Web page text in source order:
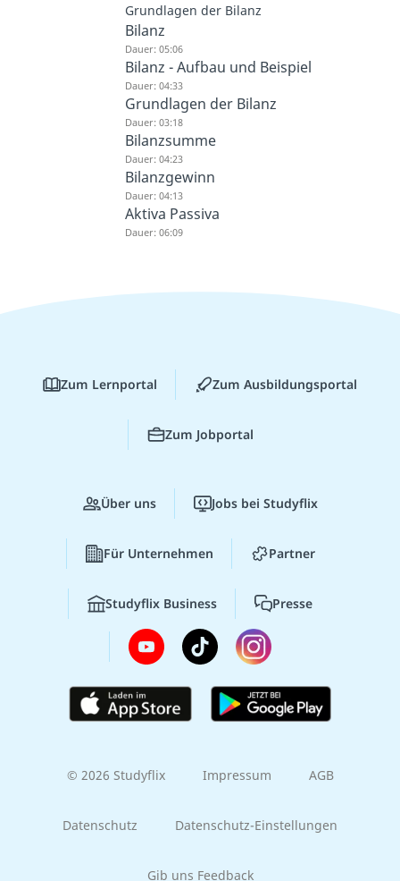
Grundlagen der Bilanz
Bilanz
Dauer: 05:06
Bilanz - Aufbau und Beispiel
Dauer: 04:33
Grundlagen der Bilanz
Dauer: 03:18
Bilanzsumme
Dauer: 04:23
Bilanzgewinn
Dauer: 04:13
Aktiva Passiva
Dauer: 06:09
Zum Lernportal Zum Ausbildungsportal
Zum Jobportal
Über uns Jobs bei Studyflix
Für Unternehmen Partner
Studyflix Business Presse
© 2026 Studyflix Impressum AGB
Datenschutz Datenschutz-Einstellungen
Gib uns Feedback